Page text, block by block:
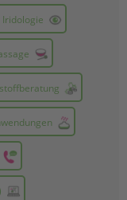
Iridologie